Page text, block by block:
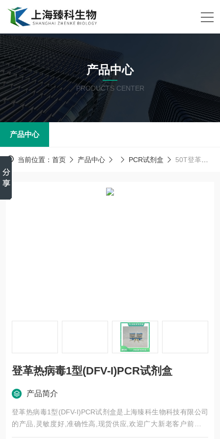
产品中心
PRODUCTS CENTER
产品中心
当前位置： 首页 产品中心 PCR试剂盒 50T登革热病毒1型(DFV-I)PCR试剂盒
登革热病毒1型(DFV-I)PCR试剂盒
产品简介
登革热病毒1型(DFV-I)PCR试剂盒是上海臻科生物科技有限公司
的产品,灵敏度好,准确性高,现货供应,欢迎广大新老客户前来选
购。